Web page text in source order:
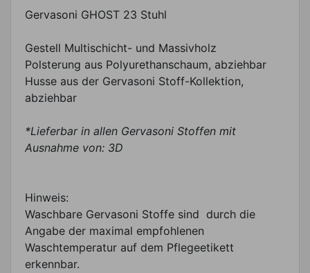
Gervasoni GHOST 23 Stuhl
Gestell Multischicht- und Massivholz
Polsterung aus Polyurethanschaum, abziehbar
Husse aus der Gervasoni Stoff-Kollektion,
abziehbar
*Lieferbar in allen Gervasoni Stoffen mit
Ausnahme von: 3D
Hinweis:
Waschbare Gervasoni Stoffe sind durch die
Angabe der maximal empfohlenen
Waschtemperatur auf dem Pflegeetikett
erkennbar.